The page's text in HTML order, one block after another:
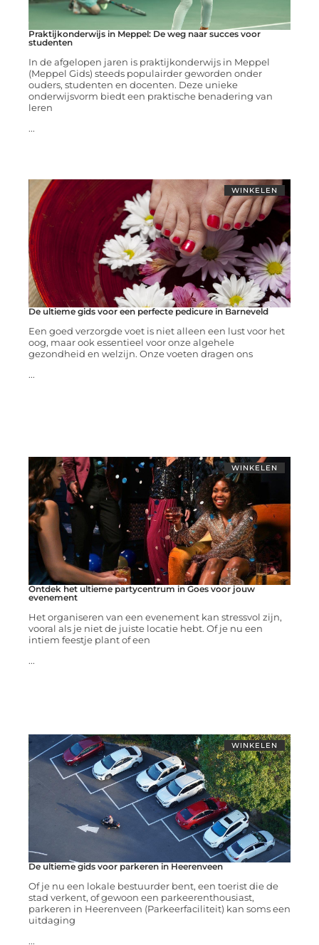
Praktijkonderwijs in Meppel: De weg naar succes voor
studenten
In de afgelopen jaren is praktijkonderwijs in Meppel
(Meppel Gids) steeds populairder geworden onder
ouders, studenten en docenten. Deze unieke
onderwijsvorm biedt een praktische benadering van
leren
...
WINKELEN
De ultieme gids voor een perfecte pedicure in Barneveld
Een goed verzorgde voet is niet alleen een lust voor het
oog, maar ook essentieel voor onze algehele
gezondheid en welzijn. Onze voeten dragen ons
...
WINKELEN
Ontdek het ultieme partycentrum in Goes voor jouw
evenement
Het organiseren van een evenement kan stressvol zijn,
vooral als je niet de juiste locatie hebt. Of je nu een
intiem feestje plant of een
...
WINKELEN
De ultieme gids voor parkeren in Heerenveen
Of je nu een lokale bestuurder bent, een toerist die de
stad verkent, of gewoon een parkeerenthousiast,
parkeren in Heerenveen (Parkeerfaciliteit) kan soms een
uitdaging
...